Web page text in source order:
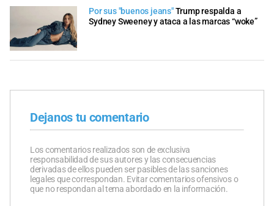
Por sus "buenos jeans"Trump respalda a
Sydney Sweeney y ataca a las marcas “woke”
Dejanos tu comentario
Los comentarios realizados son de exclusiva
responsabilidad de sus autores y las consecuencias
derivadas de ellos pueden ser pasibles de las sanciones
legales que correspondan. Evitar comentarios ofensivos o
que no respondan al tema abordado en la información.